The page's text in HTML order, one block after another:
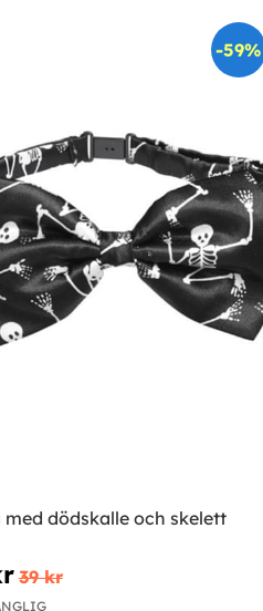
-59%
med dödskalle och skelett
39 kr